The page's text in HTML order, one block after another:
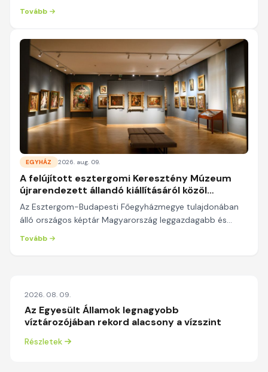
a Facebook-oldalán. A kormányfő azt...
Tovább
EGYHÁZ 2026. aug. 09.
A felújított esztergomi Keresztény Múzeum
újrarendezett állandó kiállításáról közöl
hosszabb cikket a Magyar Kurír
Az Esztergom-Budapesti Főegyházmegye tulajdonában
álló országos képtár Magyarország leggazdagabb és
Európa egyik legjelentősebb egyházi gyűjteménye, a...
Tovább
2026. 08. 09.
Az Egyesült Államok legnagyobb
víztározójában rekord alacsony a vízszint
Részletek